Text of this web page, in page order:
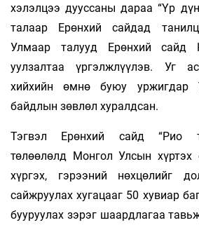
хэлэлцээ дууссаны дараа “Үр
талаар Ерөнхий сайдад
Улмаар талууд Ерөнхий сайд
уулзалтаа үргэлжлүүлэв. Уг
хийхийн өмнө буюу уржигдар
байдлын зөвлөл хуралдсан.
Тэгвэл Ерөнхий сайд “Рио
төлөөлөлд Монгол Улсын хүртэх
хүргэх, гэрээний нөхцөлийг
сайжруулах хугацааг 50 хувиар
бууруулах зэрэг шаардлагаа